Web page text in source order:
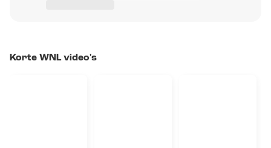
Korte WNL video's